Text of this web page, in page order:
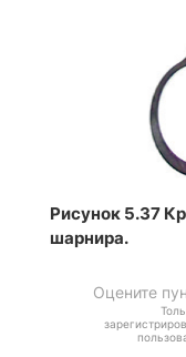
Рисунок 5.37
шарнира.
Оцените